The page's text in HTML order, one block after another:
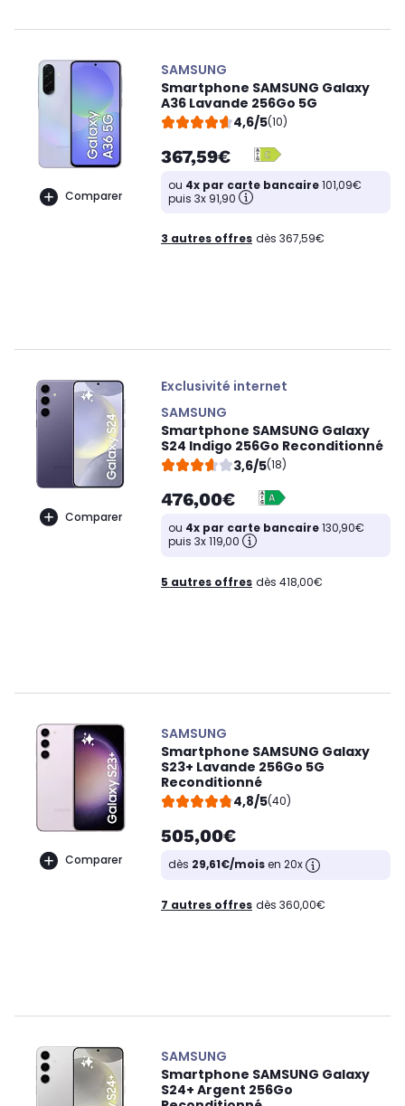
Comparer
SAMSUNG
Smartphone SAMSUNG Galaxy
A36 Lavande 256Go 5G
4,6/5(10)
367,59€
ou 4x par carte bancaire101,09€
puis 3x 91,90
3 autres offres dès 367,59€
Comparer
Exclusivité internet
SAMSUNG
Smartphone SAMSUNG Galaxy
S24 Indigo 256Go Reconditionné
3,6/5(18)
476,00€
ou 4x par carte bancaire130,90€
puis 3x 119,00
5 autres offres dès 418,00€
Comparer
SAMSUNG
Smartphone SAMSUNG Galaxy
S23+ Lavande 256Go 5G
Reconditionné
4,8/5(40)
505,00€
dès 29,61€/moisen 20x
7 autres offres dès 360,00€
SAMSUNG
Smartphone SAMSUNG Galaxy
S24+ Argent 256Go